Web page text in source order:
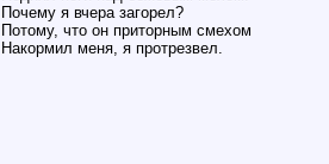
Почему я вчера загорел?
Потому, что он приторным смехом
Накормил меня, я протрезвел.